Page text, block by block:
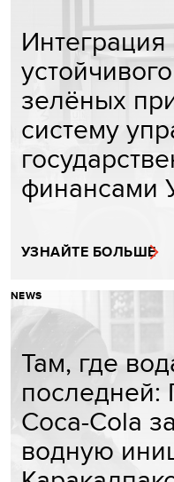
зелёных
систему
финансами
УЗНАЙТЕ БОЛЬШЕ
NEWS
Там, где
Coca-Cola
водную